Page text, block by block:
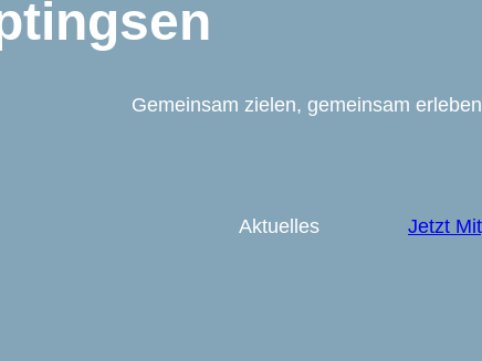
Gemeinsam zielen, gemeinsam
Aktuelles Jetzt